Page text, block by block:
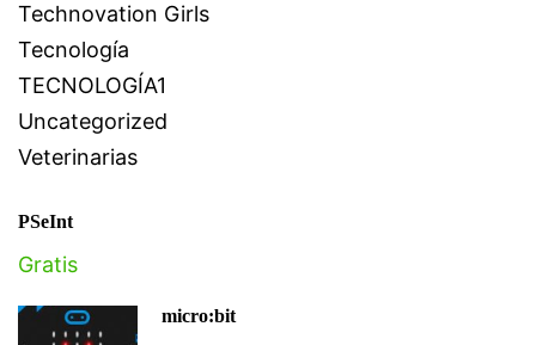
Technovation Girls
Tecnología
TECNOLOGÍA1
Uncategorized
Veterinarias
PSeInt
Gratis
micro:bit